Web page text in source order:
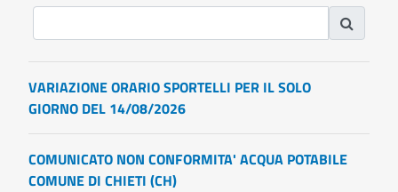
VARIAZIONE ORARIO SPORTELLI PER IL SOLO
GIORNO DEL 14/08/2026
COMUNICATO NON CONFORMITA' ACQUA POTABILE
COMUNE DI CHIETI (CH)